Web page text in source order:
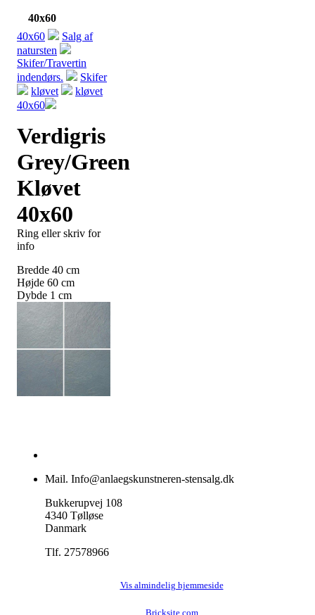
40x60
40x60
Salg af
natursten
Skifer/Travertin
indendørs.
Skifer
kløvet
kløvet
40x60
Verdigris
Grey/Green
Kløvet
40x60
Ring eller skriv for
info
Bredde 40 cm
Højde 60 cm
Dybde 1 cm
Mail. Info@anlaegskunstneren-stensalg.dk
Bukkerupvej 108
4340 Tølløse
Danmark
Tlf. 27578966
Vis almindelig hjemmeside
Bricksite.com